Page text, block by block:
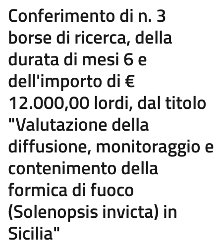
Conferimento di n. 3
borse di ricerca, della
durata di mesi 6 e
dell'importo di €
12.000,00 lordi, dal titolo
"Valutazione della
diffusione, monitoraggio e
contenimento della
formica di fuoco
(Solenopsis invicta) in
Sicilia"